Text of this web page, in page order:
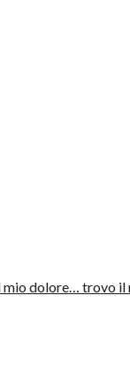
mio dolore… trovo il